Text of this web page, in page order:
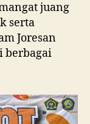
juang
serta
Joresan
berbagai